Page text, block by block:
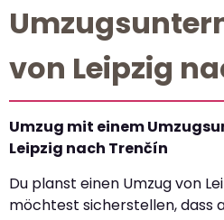
von Leipzig
Umzug mit einem
Leipzig nach Trenčín
Du planst einen Umzug von
möchtest sicherstellen, dass